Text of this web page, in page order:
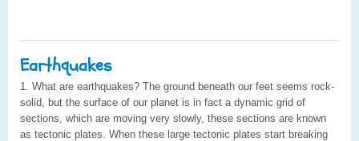
Earthquakes
1. What are earthquakes? The ground beneath our feet seems rock-
solid, but the surface of our planet is in fact a dynamic grid of
sections, which are moving very slowly, these sections are known
as tectonic plates. When these large tectonic plates start breaking